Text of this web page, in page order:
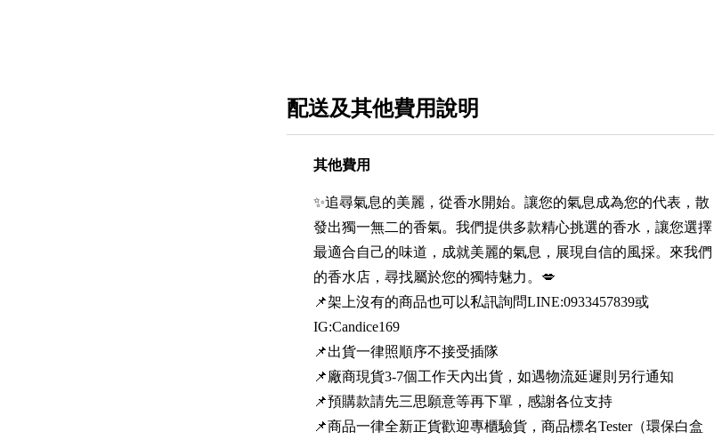
配送及其他費用說明
其他費用
✨追尋氣息的美麗，從香水開始。讓您的氣息成為您的代表，散
發出獨一無二的香氣。我們提供多款精心挑選的香水，讓您選擇
最適合自己的味道，成就美麗的氣息，展現自信的風採。來我們
的香水店，尋找屬於您的獨特魅力。💋
📌架上沒有的商品也可以私訊詢問LINE:0933457839或
IG:Candice169
📌出貨一律照順序不接受插隊
📌廠商現貨3-7個工作天內出貨，如遇物流延遲則另行通知
📌預購款請先三思願意等再下單，感謝各位支持
📌商品一律全新正貨歡迎專櫃驗貨，商品標名Tester（環保白盒